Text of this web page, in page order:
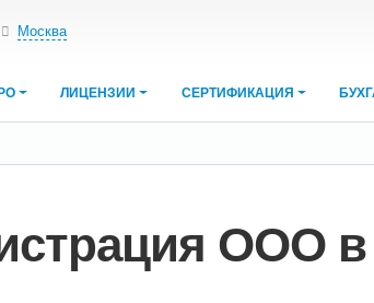
Москва
ЛИЦЕНЗИИ СЕРТИФИКАЦИЯ
ООО